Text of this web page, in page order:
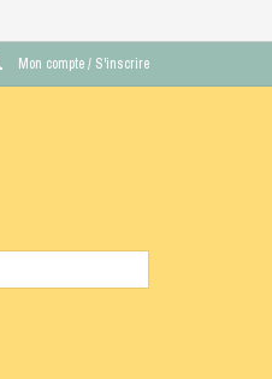
Mon compte / S'inscrire